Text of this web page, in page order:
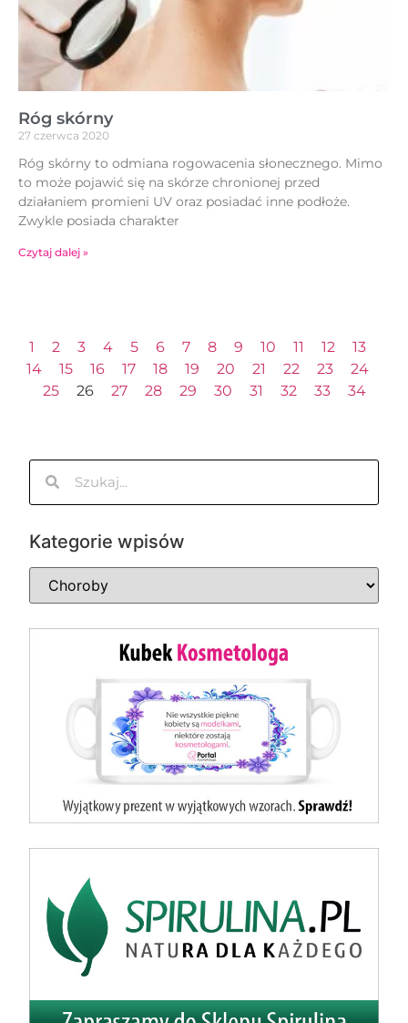
Róg skórny
27 czerwca 2020
Róg skórny to odmiana rogowacenia słonecznego. Mimo
to może pojawić się na skórze chronionej przed
działaniem promieni UV oraz posiadać inne podłoże.
Zwykle posiada charakter
Czytaj dalej »
1 2 3 4 5 6 7 8 9 10 11 12
13
14
15 16 17 18 19 20 21 22 23
24
25
26 27 28 29 30 31 32 33 34
Kategorie wpisów